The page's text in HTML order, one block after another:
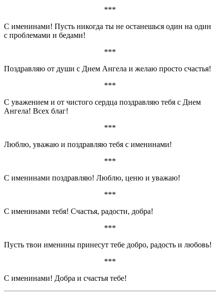
***
С именинами! Пусть никогда ты не останешься один на один
с проблемами и бедами!
***
Поздравляю от души с Днем Ангела и желаю просто счастья!
***
С уважением и от чистого сердца поздравляю тебя с Днем
Ангела! Всех благ!
***
Люблю, уважаю и поздравляю тебя с именинами!
***
С именинами поздравляю! Люблю, ценю и уважаю!
***
С именинами тебя! Счастья, радости, добра!
***
Пусть твои именины принесут тебе добро, радость и любовь!
***
С именинами! Добра и счастья тебе!